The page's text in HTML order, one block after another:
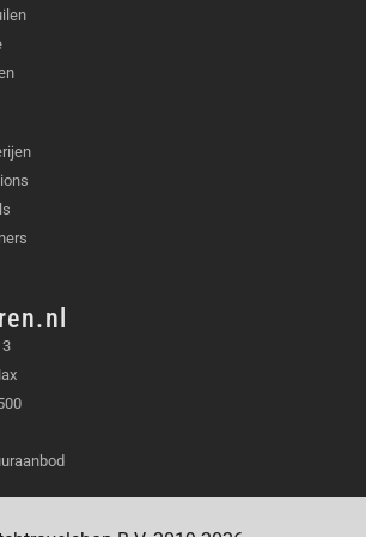
elk hoekje met zijn uitschuifbare
die handsfree willen
maken het leven
met harde vloeren en
krachtige motor reinigt beide
Black robotstofzuiger
leegstation
3